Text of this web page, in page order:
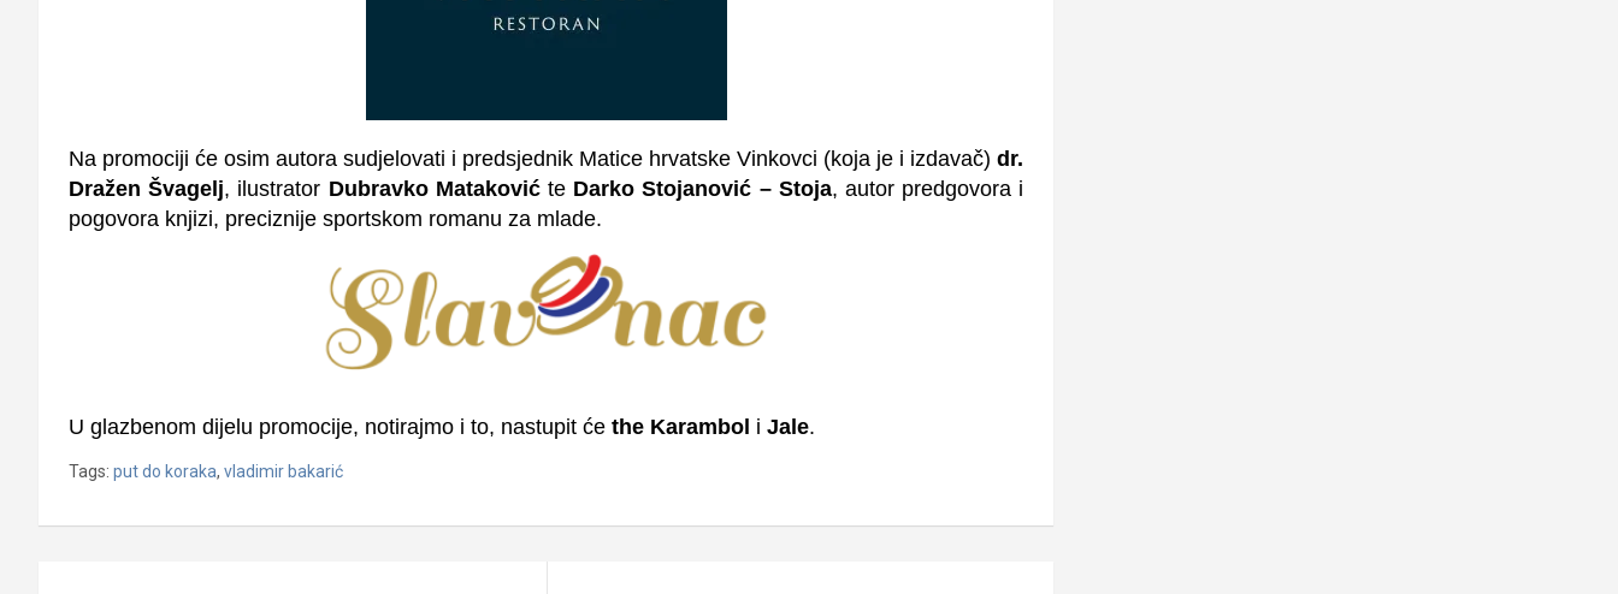
Na promociji će osim autora sudjelovati i predsjednik Matice hrvatske Vinkovci (koja je i izdavač)dr.
Dražen Švagelj, ilustrator Dubravko Matakovićte Darko Stojanović – Stoja, autor predgovora i
pogovora knjizi, preciznije sportskom romanu za mlade.
U glazbenom dijelu promocije, notirajmo i to, nastupit će the Karambol i Jale.
Tags: put do koraka, vladimir bakarić